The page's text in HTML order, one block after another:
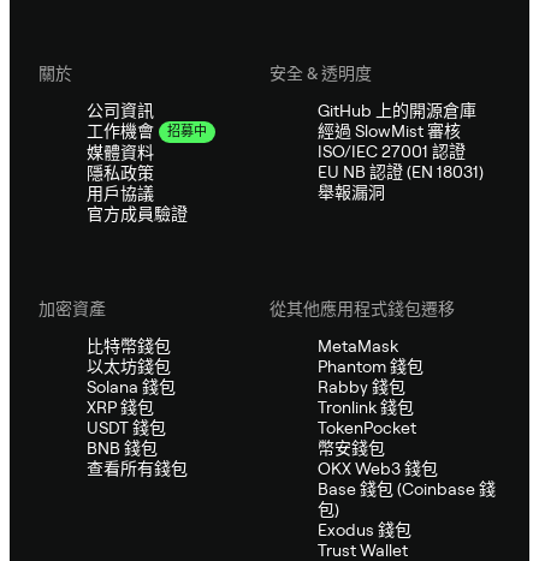
關於
公司資訊
工作機會
招募中
媒體資料
隱私政策
用戶協議
官方成員驗證
安全 & 透明度
GitHub 上的開源倉庫
經過 SlowMist 審核
ISO/IEC 27001 認證
EU NB 認證 (EN 18031)
舉報漏洞
加密資產
比特幣錢包
以太坊錢包
Solana 錢包
XRP 錢包
USDT 錢包
BNB 錢包
查看所有錢包
從其他應用程式錢包遷移
MetaMask
Phantom 錢包
Rabby 錢包
Tronlink 錢包
TokenPocket
幣安錢包
OKX Web3 錢包
Base 錢包 (Coinbase 錢
包)
Exodus 錢包
Trust Wallet